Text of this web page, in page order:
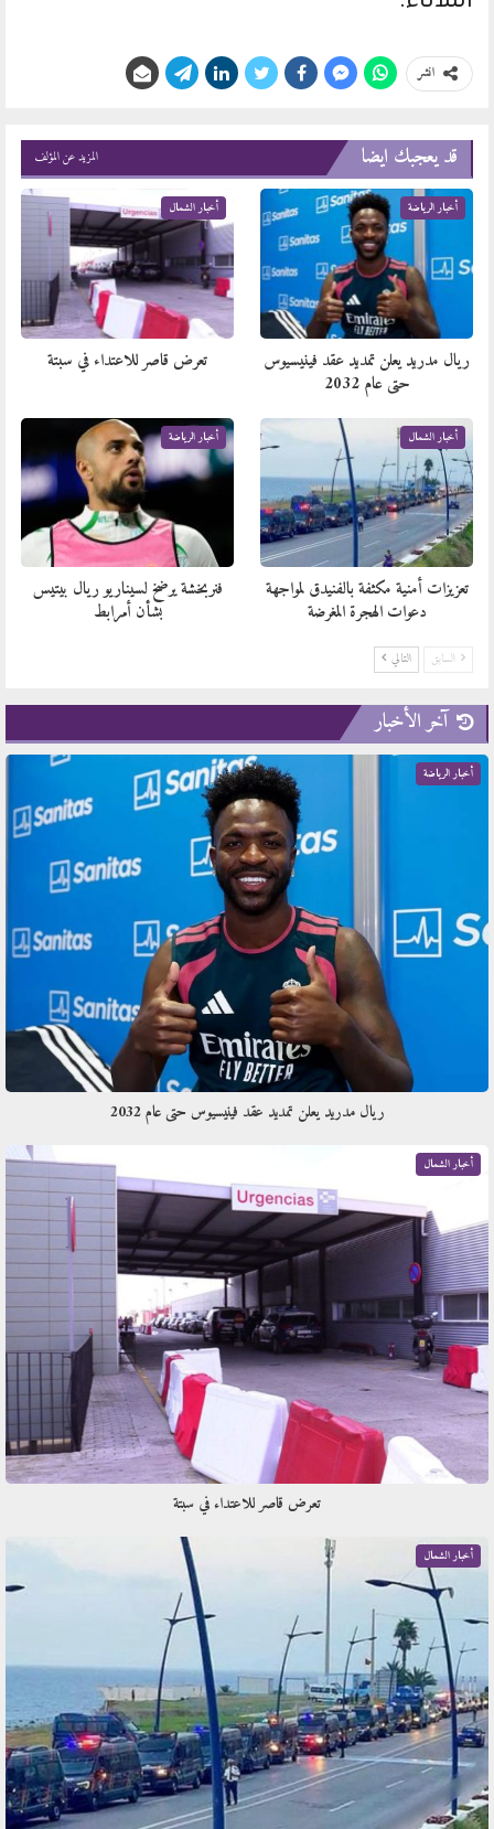
انشر
قد يعجبك ايضا المزيد عن المؤلف
أخبار الرياضة
ريال مدريد يعلن تمديد عقد فينيسيوس
حتى عام 2032
أخبار الشمال
تعرض قاصر للاعتداء في سبتة
أخبار الشمال
تعزيزات أمنية مكثفة بالفنيدق لمواجهة
دعوات الهجرة المغرضة
أخبار الرياضة
فنربخشة يرضخ لسيناريو ريال بيتيس
بشأن أمرابط
السابق التالي
آخر الأخبار
أخبار الرياضة
ريال مدريد يعلن تمديد عقد فينيسيوس حتى عام 2032
أخبار الشمال
تعرض قاصر للاعتداء في سبتة
أخبار الشمال